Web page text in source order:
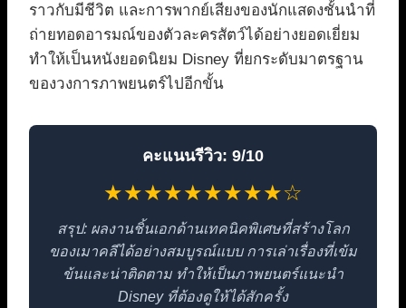
ราวกับมีชีวิต และการพากย์เสียงของนักแสดงชั้นนำที่
ถ่ายทอดอารมณ์ของตัวละครสัตว์ได้อย่างยอดเยี่ยม
ทำให้เป็นหนังยอดนิยม Disney ที่ยกระดับมาตรฐาน
ของวงการภาพยนตร์ไปอีกขั้น
คะแนนรีวิว: 9/10
★★★★★★★★★☆
สรุป: ผลงานชิ้นเอกด้านเทคนิคพิเศษที่สร้างโลก
ของเมาคลีได้อย่างสมบูรณ์แบบ การเล่าเรื่องที่เข้ม
ข้นและน่าติดตาม ทำให้เป็นภาพยนตร์แนะนำ
Disney ที่ต้องดูให้ได้สักครั้ง